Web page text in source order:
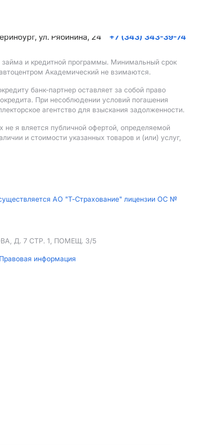
ул. Рябинина, 24
+7 (343) 343-39-74
займа и кредитной программы. Минимальный срок
Академический не взимаются.
банк-партнер оставляет за собой право
При несоблюдении условий погашения
агентство для взыскания задолженности.
я вляется публичной офертой, определяемой
и стоимости указанных товаров и (или) услуг,
АО "Т-Страхование" лицензии ОС №
Д. 7 СТР. 1, ПОМЕЩ. 3/5
Правовая информация